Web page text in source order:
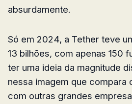
absurdamente.
Só em 2024, a Tether teve
13 bilhões, com apenas 150
ter uma ideia da magnitude
nessa imagem que compara
com outras grandes